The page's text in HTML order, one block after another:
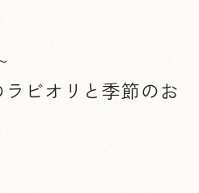
ビオリと季節のお